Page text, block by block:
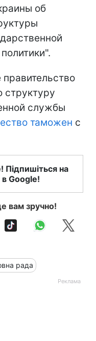
об
структуру
службы
таможен с
Підпишіться на
в Google!
вам зручно!
рада